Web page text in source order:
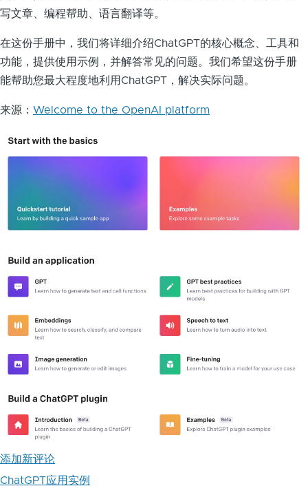
写文章、编程帮助、语言翻译等。
在这份手册中，我们将详细介绍ChatGPT的核心概念、工具和
功能，提供使用示例，并解答常见的问题。我们希望这份手册
能帮助您最大程度地利用ChatGPT，解决实际问题。
来源： Welcome to the OpenAI platform
添加新评论
ChatGPT应用实例